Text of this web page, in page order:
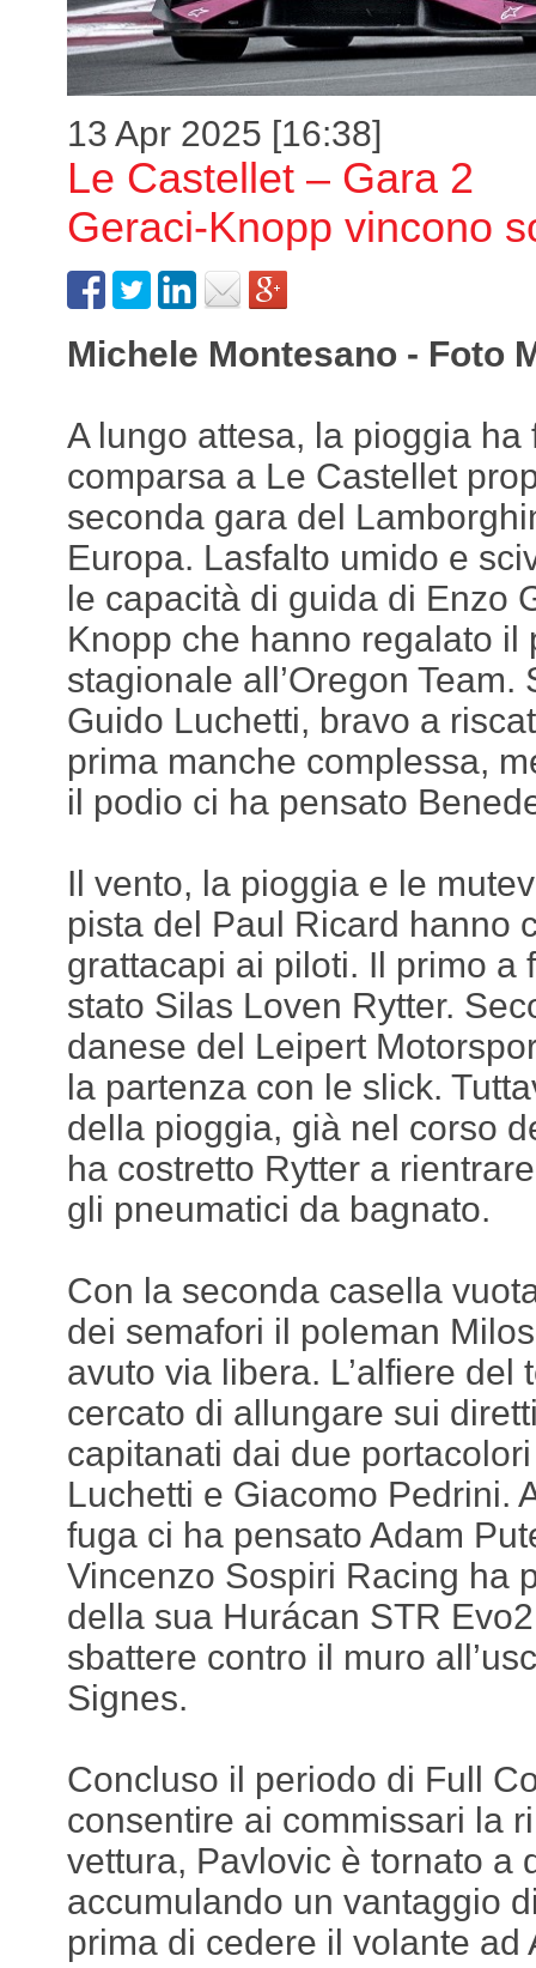
13 Apr 2025 [16:38]
Le Castellet – Gara 2
Geraci-Knopp vincono
Michele Montesano - Foto
A lungo attesa, la pioggia ha
comparsa a Le Castellet
seconda gara del
Europa. Lasfalto umido e
le capacità di guida di Enzo
Knopp che hanno regalato il
stagionale all’Oregon
Guido Luchetti, bravo a
prima manche complessa,
il podio ci ha pensato
Il vento, la pioggia e le
pista del Paul Ricard hanno
grattacapi ai piloti. Il primo a
stato Silas Loven Rytter.
danese del Leipert
la partenza con le slick.
della pioggia, già nel corso
ha costretto Rytter a
gli pneumatici da bagnato.
Con la seconda casella
dei semafori il poleman
avuto via libera. L’alfiere del
cercato di allungare sui
capitanati dai due
Luchetti e Giacomo Pedrini.
fuga ci ha pensato Adam
Vincenzo Sospiri Racing ha
della sua Hurácan STR
sbattere contro il muro
Signes.
Concluso il periodo di Full
consentire ai commissari la
vettura, Pavlovic è tornato a
accumulando un vantaggio
prima di cedere il volante ad